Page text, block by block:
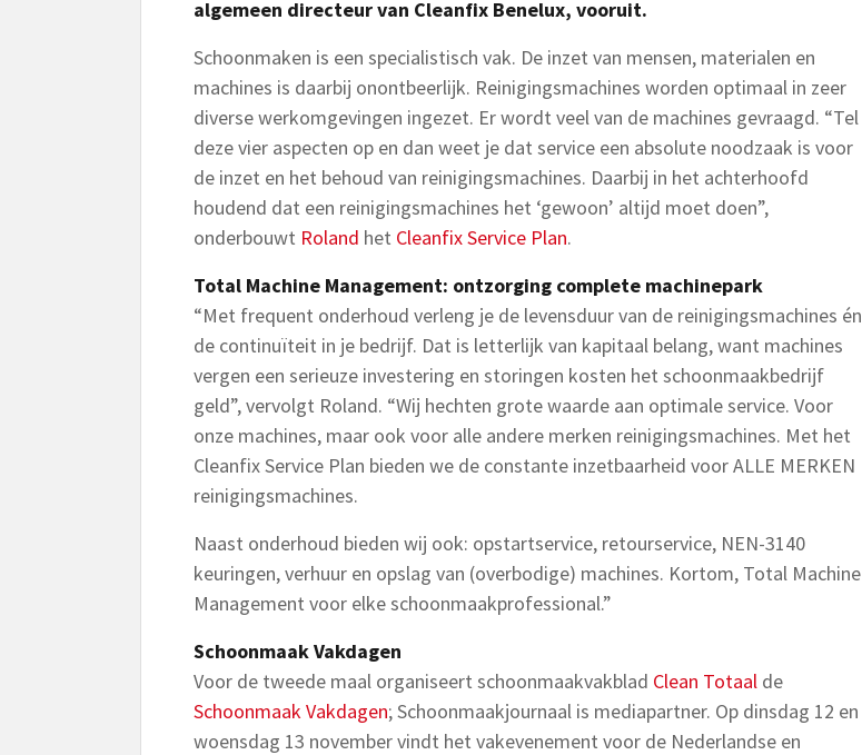
algemeen directeur van Cleanfix Benelux, vooruit.
Schoonmaken is een specialistisch vak. De inzet van mensen, materialen en
machines is daarbij onontbeerlijk. Reinigingsmachines worden optimaal in zeer
diverse werkomgevingen ingezet. Er wordt veel van de machines gevraagd. “Tel
deze vier aspecten op en dan weet je dat service een absolute noodzaak is voor
de inzet en het behoud van reinigingsmachines. Daarbij in het achterhoofd
houdend dat een reinigingsmachines het ‘gewoon’ altijd moet doen”,
onderbouwt Roland het Cleanfix Service Plan.
Total Machine Management: ontzorging complete machinepark
“Met frequent onderhoud verleng je de levensduur van de reinigingsmachines én
de continuïteit in je bedrijf. Dat is letterlijk van kapitaal belang, want machines
vergen een serieuze investering en storingen kosten het schoonmaakbedrijf
geld”, vervolgt Roland. “Wij hechten grote waarde aan optimale service. Voor
onze machines, maar ook voor alle andere merken reinigingsmachines. Met het
Cleanfix Service Plan bieden we de constante inzetbaarheid voor ALLE MERKEN
reinigingsmachines.
Naast onderhoud bieden wij ook: opstartservice, retourservice, NEN-3140
keuringen, verhuur en opslag van (overbodige) machines. Kortom, Total Machine
Management voor elke schoonmaakprofessional.”
Schoonmaak Vakdagen
Voor de tweede maal organiseert schoonmaakvakblad Clean Totaal de
Schoonmaak Vakdagen; Schoonmaakjournaal is mediapartner. Op dinsdag 12 en
woensdag 13 november vindt het vakevenement voor de Nederlandse en